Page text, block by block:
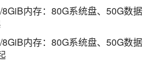
内存：80G系统盘、50G数据
内存：80G系统盘、50G数据